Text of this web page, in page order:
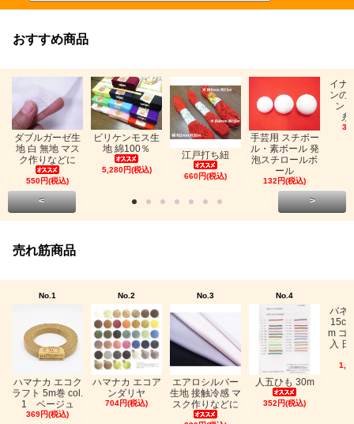
おすすめ商品
ダブルガーゼ生
地 白 無地 マス
ク作りなどに
550円(税込)
ビリケンモス生
地 綿100％
5,280円(税込)
江戸打ち紐
660円(税込)
手芸用 スチボー
ル・素ボール 発
泡スチロールボ
ール
132円(税込)
イナ
ンの
ン
糸
< >
売れ筋商品
No.1
ハマナカ エコク
ラフト 5m巻 col.
1 ベージュ
369円(税込)
No.2
ハマナカ エコア
ンダリヤ
704円(税込)
No.3
エアロシルバー
生地 接触冷感 マ
スク作りなどに
No.4
人五ひも 30m
352円(税込)
バネ
m ゴ
入